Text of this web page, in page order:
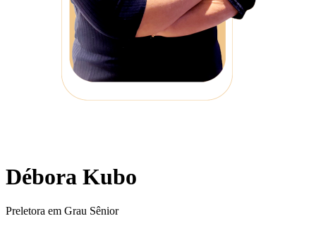
Débora Kubo
Preletora em Grau Sênior